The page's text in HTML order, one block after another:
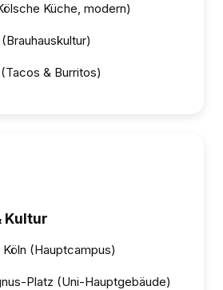
Küche, modern)
& Burritos)
Kultur
(Hauptcampus)
Platz (Uni-Hauptgebäude)